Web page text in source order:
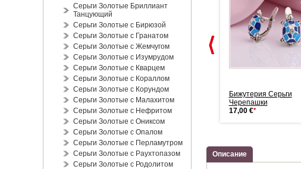
Серьги Золотые Бриллиант
Танцующий
Серьги Золотые с Бирюзой
Серьги Золотые с Гранатом
Серьги Золотые с Жемчугом
Серьги Золотые с Изумрудом
Серьги Золотые с Кварцем
Серьги Золотые с Кораллом
Серьги Золотые с Корундом
Серьги Золотые с Малахитом
Серьги Золотые с Нефритом
Серьги Золотые с Ониксом
Серьги Золотые с Опалом
Серьги Золотые с Перламутром
Серьги Золотые с Раухтопазом
Серьги Золотые с Родолитом
серьги гвоздики из
Серьги-пусеты "Корона"...
30,00 €*
Бижутерия Серьги
Черепашки
17,00 €*
Описание